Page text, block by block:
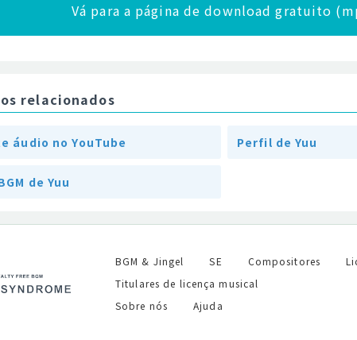
Vá para a página de download gratuito
relacionados
áudio no YouTube Perfil de Yuu
de Yuu
BGM & Jingel SE Compositores
Titulares de licença musical
Sobre nós
Ajuda